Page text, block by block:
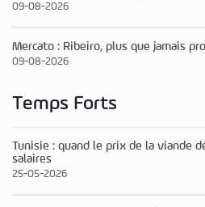
09-08-2026
Mercato : Ribeiro, plus que jamais
09-08-2026
Temps Forts
Tunisie : quand le prix de la viande
salaires
25-05-2026